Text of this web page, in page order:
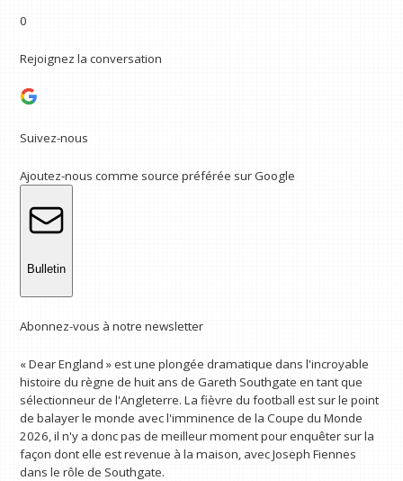
0
Rejoignez la conversation
Suivez-nous
Ajoutez-nous comme source préférée sur Google
Bulletin
Abonnez-vous à notre newsletter
« Dear England » est une plongée dramatique dans l'incroyable
histoire du règne de huit ans de Gareth Southgate en tant que
sélectionneur de l'Angleterre. La fièvre du football est sur le point
de balayer le monde avec l'imminence de la Coupe du Monde
2026, il n'y a donc pas de meilleur moment pour enquêter sur la
façon dont elle est revenue à la maison, avec Joseph Fiennes
dans le rôle de Southgate.